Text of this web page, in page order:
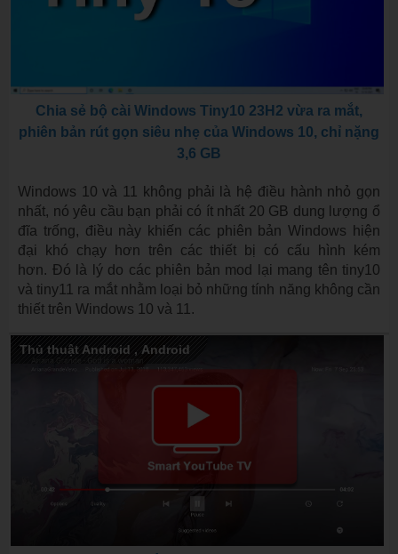
Chia sẻ bộ cài Windows Tiny10 23H2 vừa ra mắt,
phiên bản rút gọn siêu nhẹ của Windows 10, chỉ nặng
3,6 GB
Windows 10 và 11 không phải là hệ điều hành nhỏ gọn
nhất, nó yêu cầu bạn phải có ít nhất 20 GB dung lượng ổ
đĩa trống, điều này khiến các phiên bản Windows hiện
đại khó chạy hơn trên các thiết bị có cấu hình kém
hơn. Đó là lý do các phiên bản mod lại mang tên tiny10
và tiny11 ra mắt nhằm loại bỏ những tính năng không cần
thiết trên Windows 10 và 11.
Thủ thuật Android , Android